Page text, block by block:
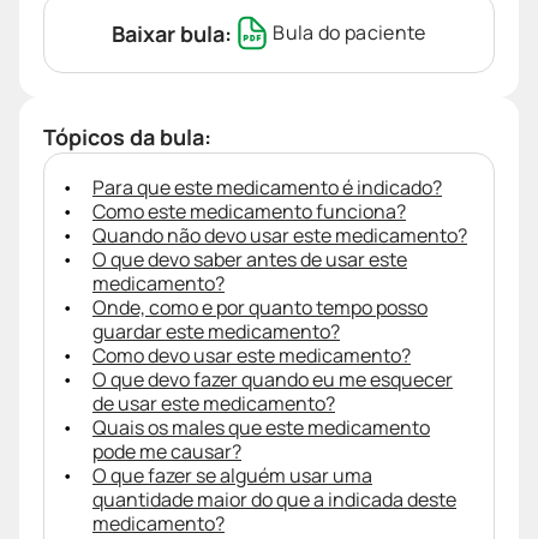
teste gravidez
Baixar bula: Bula do paciente
Tópicos da bula:
Para que este medicamento é indicado?
Como este medicamento funciona?
Quando não devo usar este medicamento?
O que devo saber antes de usar este
medicamento?
Onde, como e por quanto tempo posso
guardar este medicamento?
Como devo usar este medicamento?
O que devo fazer quando eu me esquecer
de usar este medicamento?
Quais os males que este medicamento
pode me causar?
O que fazer se alguém usar uma
quantidade maior do que a indicada deste
medicamento?